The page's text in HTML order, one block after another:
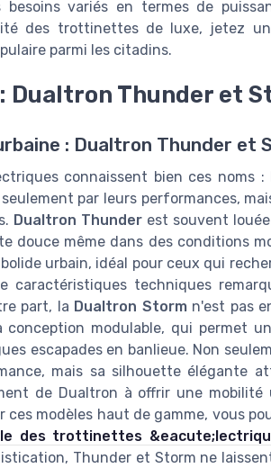
variés en termes de
des trottinettes de luxe, jetez
parmi les citadins.
Dualtron Thunder et
: Dualtron Thunder et
connaissent bien ces noms
par leurs performances,
Dualtron Thunderest souvent
douce même dans des conditions
urbain, idéal pour ceux qui
caractéristiques techniques
part, la Dualtron Stormn'est pas
conception modulable, qui permet
escapades en banlieue. Non
mais sa silhouette élégante
de Dualtron à offrir une mobilité
ces modèles haut de gamme, vous
des trottinettes
Thunder et Storm ne